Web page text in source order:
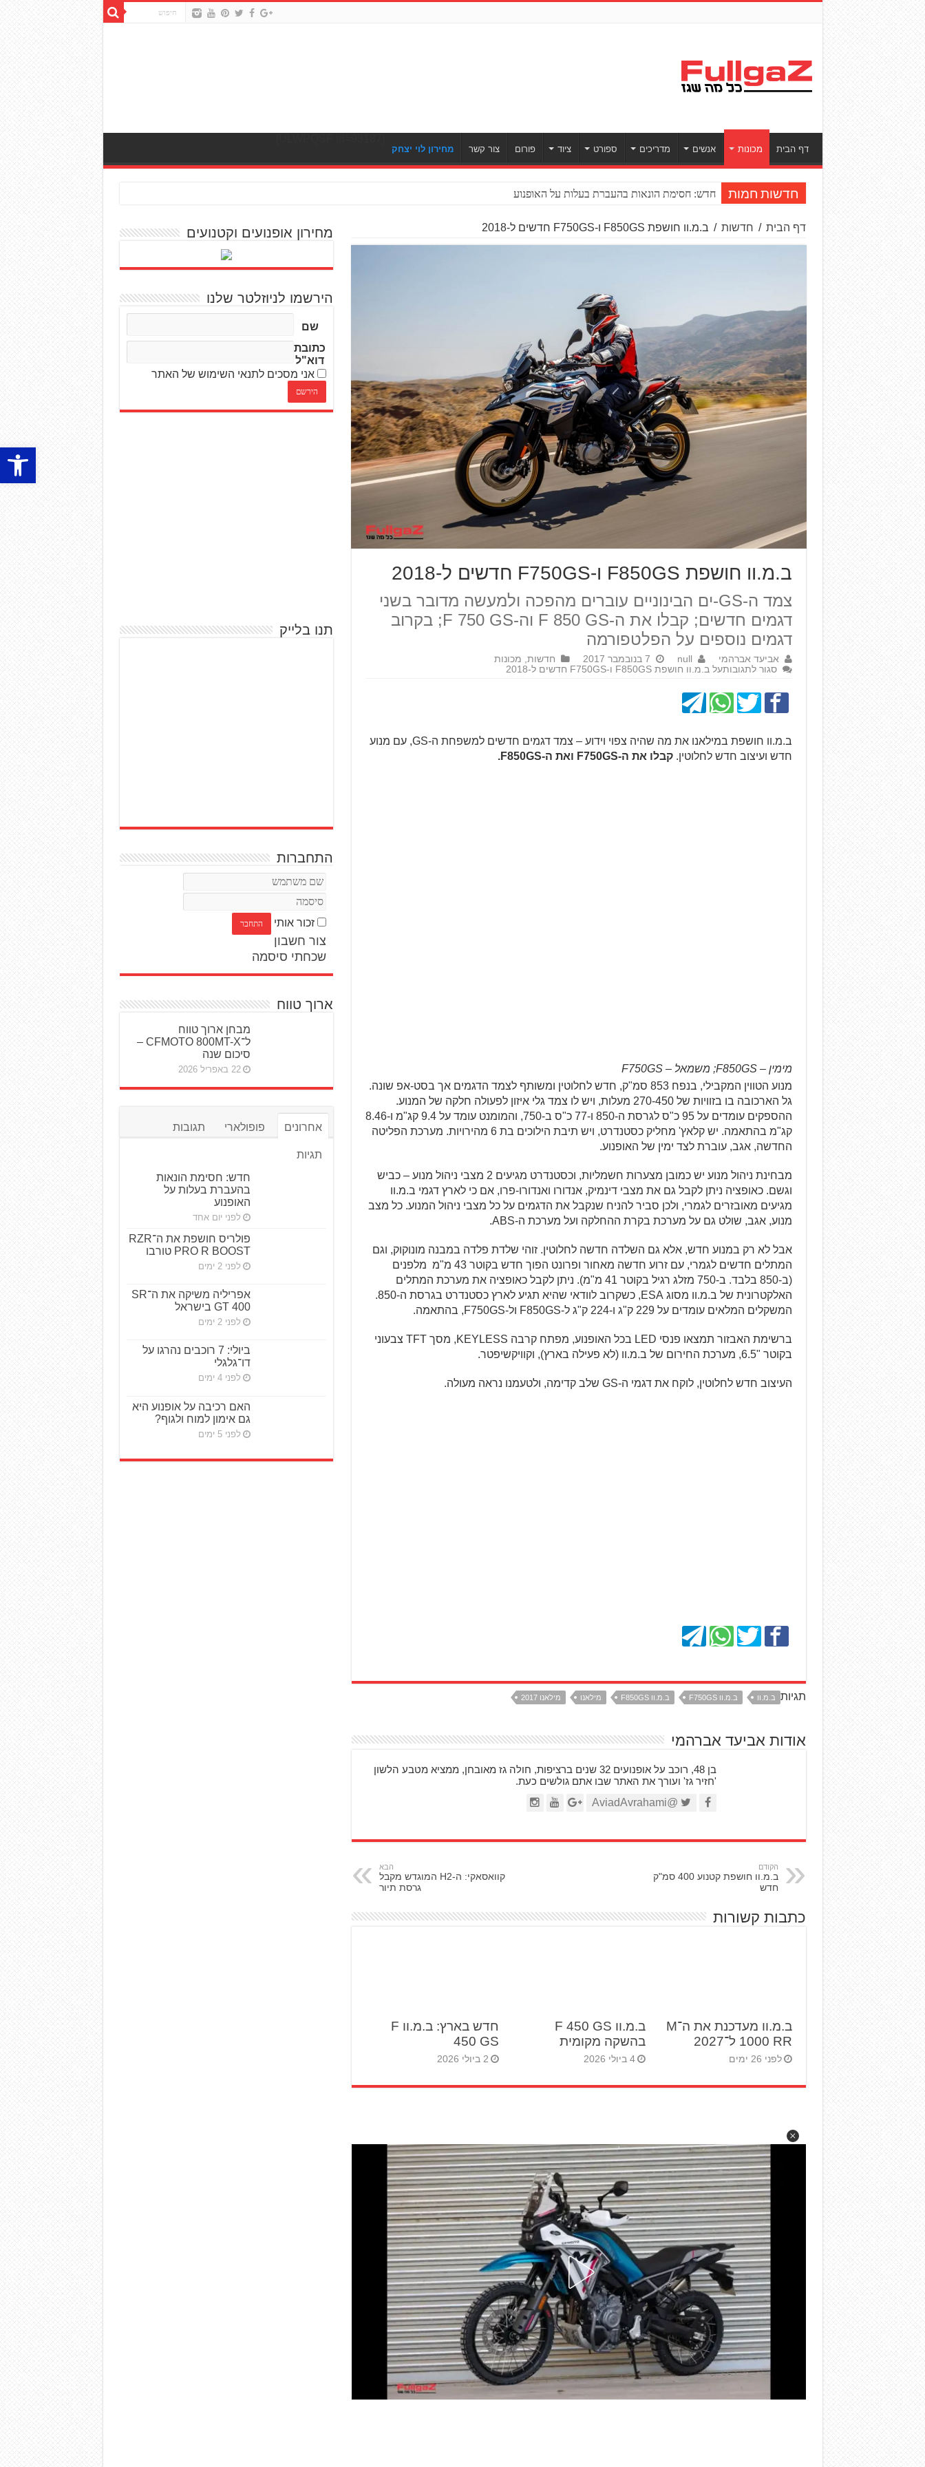
פתח
דף הבית מכונות אנשים מדריכים ספורט ציוד פורום צור קשר מחירון לוי יצחק
חדשות חמות חדש: חסימת הונאות בהעברת בעלות על האופנוע
דף הבית / חדשות / ב.מ.וו חושפת F850GS ו-F750GS חדשים ל-2018
ב.מ.וו חושפת F850GS ו-F750GS חדשים ל-2018
צמד ה-GS-ים הבינוניים עוברים מהפכה ולמעשה מדובר בשני
דגמים חדשים; קבלו את ה-F 850 GS וה-F 750 GS; בקרוב
דגמים נוספים על הפלטפורמה
אביעד אברהמי null 7 בנובמבר 2017 חדשות, מכונות
סגור לתגובותעל ב.מ.וו חושפת F850GS ו-F750GS חדשים ל-2018
ב.מ.וו חושפת במילאנו את מה שהיה צפוי וידוע – צמד דגמים חדשים למשפחת ה-GS, עם מנוע
חדש ועיצוב חדש לחלוטין.קבלו את ה-F750GS ואת ה-F850GS.
מימין – F850GS; משמאל – F750GS
מנוע הטווין המקבילי, בנפח 853 סמ"ק, חדש לחלוטין ומשותף לצמד הדגמים אך בסט-אפ שונה.
גל הארכובה בו בזוויות של 270-450 מעלות, ויש לו צמד גלי איזון לפעולה חלקה של המנוע.
ההספקים עומדים על 95 כ"ס לגרסת ה-850 ו-77 כ"ס ב-750, והמומנט עומד על 9.4 קג"מ ו-8.46
קג"מ בהתאמה. יש קלאץ' מחליק כסטנדרט, ויש תיבת הילוכים בת 6 מהירויות. מערכת הפליטה
החדשה, אגב, עוברת לצד ימין של האופנוע.
מבחינת ניהול מנוע יש כמובן מצערות חשמליות, וכסטנדרט מגיעים 2 מצבי ניהול מנוע – כביש
וגשם. כאופציה ניתן לקבל גם את מצבי דינמיק, אנדורו ואנדורו-פרו, אם כי לארץ דגמי ב.מ.וו
מגיעים מאובזרים לגמרי, ולכן סביר להניח שנקבל את הדגמים על כל מצבי ניהול המנוע. כל מצב
מנוע, אגב, שולט גם על מערכת בקרת ההחלקה ועל מערכת ה-ABS.
אבל לא רק במנוע חדש, אלא גם השלדה חדשה לחלוטין. זוהי שלדת פלדה במבנה מונוקוק, וגם
המתלים חדשים לגמרי, עם זרוע חדשה מאחור ופרונט הפוך חדש בקוטר 43 מ"מ מלפנים
(ב-850 בלבד. ב-750 מזלג רגיל בקוטר 41 מ"מ). ניתן לקבל כאופציה את מערכת המתלים
האלקטרונית של ב.מ.וו מסוג ESA, כשקרוב לוודאי שהיא תגיע לארץ כסטנדרט בגרסת ה-850.
המשקלים המלאים עומדים על 229 ק"ג ו-224 ק"ג ל-F850GS ול-F750GS, בהתאמה.
ברשימת האבזור תמצאו פנסי LED בכל האופנוע, מפתח קרבה KEYLESS, מסך TFT צבעוני
בקוטר "6.5, מערכת החירום של ב.מ.וו (לא פעילה בארץ), וקוויקשיפטר.
העיצוב חדש לחלוטין, לוקח את דגמי ה-GS שלב קדימה, ולטעמנו נראה מעולה.
תגיות ב.מ.וו ב.מ.וו F750GS ב.מ.וו F850GS מילאנו מילאנו 2017
אודות אביעד אברהמי
בן 48, רוכב על אופנועים 32 שנים ברציפות, חולה גז מאובחן, ממציא מטבע הלשון
'חזיר גז' ועורך את האתר שבו אתם גולשים כעת.
@AviadAvrahami
הקודם
ב.מ.וו חושפת קטנוע 400 סמ"ק
חדש
הבא
קוואסאקי: ה-H2 המוגדש מקבל
גרסת תיור
כתבות קשורות
ב.מ.וו מעדכנת את ה־M
1000 RR ל־2027
לפני 26 ימים
ב.מ.וו F 450 GS
בהשקה מקומית
4 ביולי 2026
חדש בארץ: ב.מ.וו F
450 GS
2 ביולי 2026
מחירון אופנועים וקטנועים
הירשמו לניוזלטר שלנו
שם
כתובת
דוא"ל
אני מסכים לתנאי השימוש של האתר
תנו בלייק
התחברות
זכור אותי
צור חשבון
שכחתי סיסמה
ארוך טווח
מבחן ארוך טווח
ל־CFMOTO 800MT-X –
סיכום שנה
22 באפריל 2026
אחרונים פופולארי תגובות
תגיות
חדש: חסימת הונאות
בהעברת בעלות על
האופנוע
לפני יום אחד
פולריס חושפת את ה־RZR
PRO R BOOST טורבו
לפני 2 ימים
אפריליה משיקה את ה־SR
GT 400 בישראל
לפני 2 ימים
ביולי: 7 רוכבים נהרגו על
דו־גלגלי
לפני 4 ימים
האם רכיבה על אופנוע היא
גם אימון למוח ולגוף?
לפני 5 ימים